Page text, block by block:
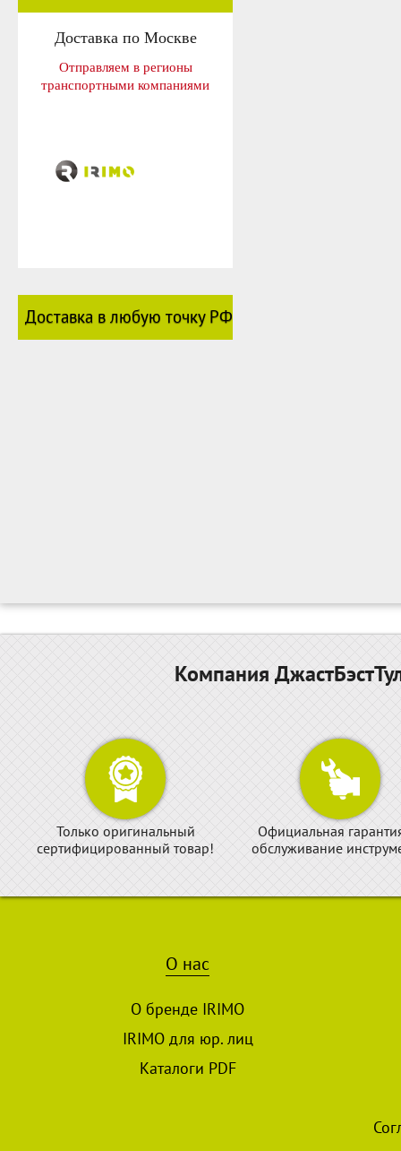
Доставка по Москве
Отправляем в регионы
транспортными компаниями
Доставка в любую точку РФ
Компания
Только оригинальный
сертифицированный товар!
Официальная
обслуживание
О нас
О бренде IRIMO
IRIMO для юр. лиц
Каталоги PDF